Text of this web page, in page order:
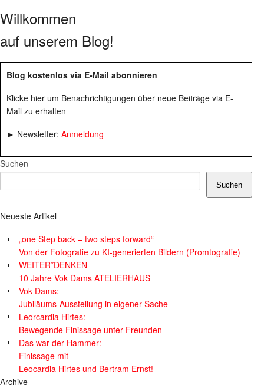
Willkommen
auf unserem Blog!
Blog kostenlos via E-Mail abonnieren
Klicke hier um Benachrichtigungen über neue Beiträge via E-
Mail zu erhalten
► Newsletter: Anmeldung
Suchen
Suchen
Neueste Artikel
„one Step back – two steps forward“
Von der Fotografie zu KI-generierten Bildern (Promtografie)
WEITER*DENKEN
10 Jahre Vok Dams ATELIERHAUS
Vok Dams:
Jubiläums-Ausstellung in eigener Sache
Leorcardia Hirtes:
Bewegende Finissage unter Freunden
Das war der Hammer:
Finissage mit
Leocardia Hirtes und Bertram Ernst!
Archive